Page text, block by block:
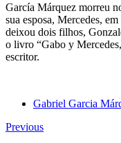
García Márquez morreu
sua esposa, Mercedes,
deixou dois filhos,
o livro “Gabo y
escritor.
Gabriel Garcia
Previous